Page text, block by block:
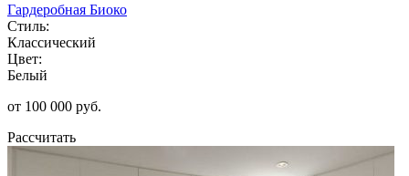
Гардеробная Биоко
Стиль:
Классический
Цвет:
Белый
от 100 000 руб.
Рассчитать